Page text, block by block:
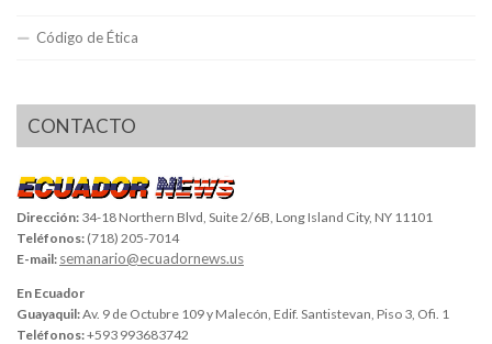
Código de Ética
CONTACTO
Dirección: 34-18 Northern Blvd, Suite 2/6B, Long Island City, NY 11101
Teléfonos: (718) 205-7014
E-mail: semanario@ecuadornews.us
En Ecuador
Guayaquil:Av. 9 de Octubre 109 y Malecón, Edif. Santistevan, Piso 3, Ofi. 1
Teléfonos:+593 993683742